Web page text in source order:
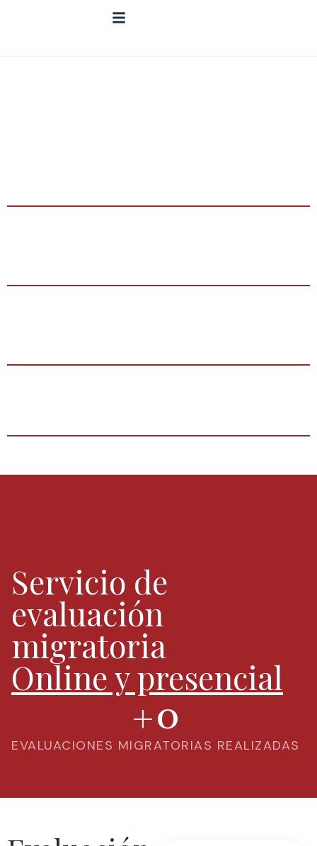
Servicio de
evaluación
migratoria
Online y presencial
EVALUACIONES MIGRATORIAS REALIZADAS
+0